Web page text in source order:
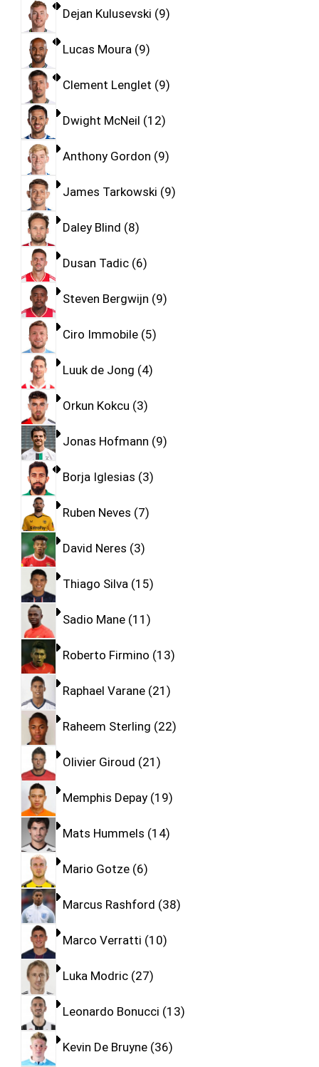
Dejan Kulusevski 9
Lucas Moura 9
Clement Lenglet 9
Dwight McNeil 12
Anthony Gordon 9
James Tarkowski 9
Daley Blind 8
Dusan Tadic 6
Steven Bergwijn 9
Ciro Immobile 5
Luuk de Jong 4
Orkun Kokcu 3
Jonas Hofmann 9
Borja Iglesias 3
Ruben Neves 7
David Neres 3
Thiago Silva 15
Sadio Mane 11
Roberto Firmino 13
Raphael Varane 21
Raheem Sterling 22
Olivier Giroud 21
Memphis Depay 19
Mats Hummels 14
Mario Gotze 6
Marcus Rashford 38
Marco Verratti 10
Luka Modric 27
Leonardo Bonucci 13
Kevin De Bruyne 36